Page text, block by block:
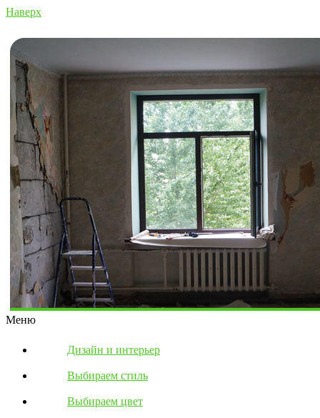
Наверх
Меню
Дизайн и интерьер
Выбираем стиль
Выбираем цвет